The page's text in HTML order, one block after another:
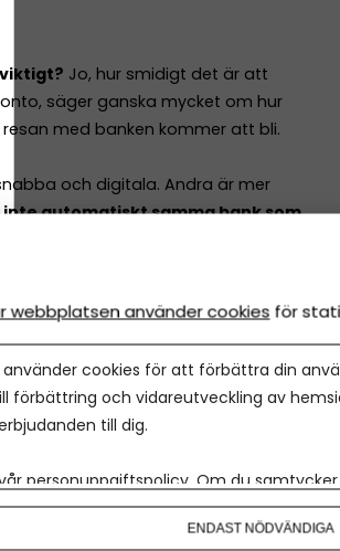
Jo, hur smidigt det är att
säger ganska mycket om hur
med banken kommer att bli.
och digitala. Andra är mer
inte automatiskt samma bank som
känner förtroende.
är viktiga – men
är viktigare
månadsavgifter när de väljer bank.
Skillnaden mellan de
hos banker är ofta några
webbplatsen använder cookies för
cookies för att förbättra din
förbättring och vidareutveckling av
till dig.
personuppgiftspolicy. Om du
ditt val i efterhand hittar du den
ENDAST NÖDVÄNDIGA